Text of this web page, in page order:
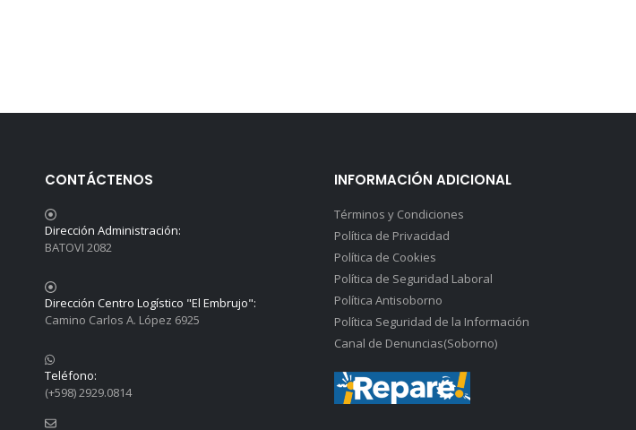
CONTÁCTENOS
Dirección Administración:
BATOVI 2082
Dirección Centro Logístico "El Embrujo":
Camino Carlos A. López 6925
Teléfono:
(+598) 2929.0814
INFORMACIÓN ADICIONAL
Términos y Condiciones
Política de Privacidad
Política de Cookies
Política de Seguridad Laboral
Política Antisoborno
Política Seguridad de la Información
Canal de Denuncias(Soborno)